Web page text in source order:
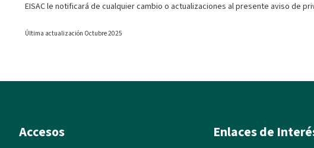
EISAC le notificará de cualquier cambio o actualizaciones al presente aviso de
Última actualización Octubre 2025
Accesos Enlaces de